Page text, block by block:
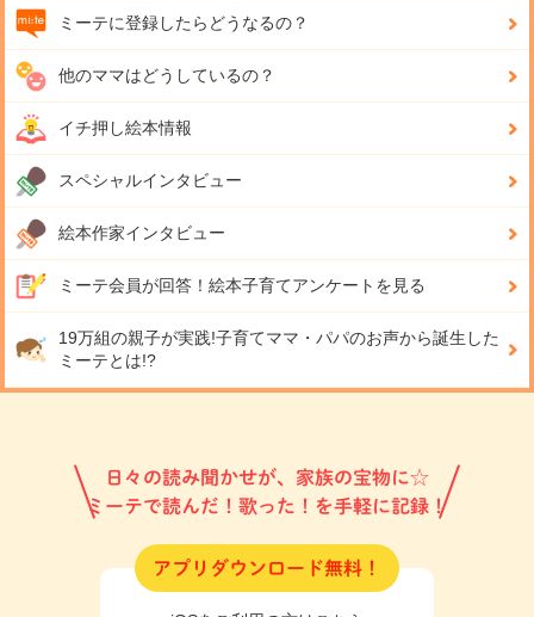
ミーテに登録したらどうなるの？
他のママはどうしているの？
イチ押し絵本情報
スペシャルインタビュー
絵本作家インタビュー
ミーテ会員が回答！ 絵本子育てアンケートを見る
19万組の親子が実践!子育てママ・パパのお声から誕生した
ミーテとは!?
日々の読み聞かせが、家族の宝物に☆
ミーテで読んだ！歌った！を手軽に記録！
アプリダウンロード無料！